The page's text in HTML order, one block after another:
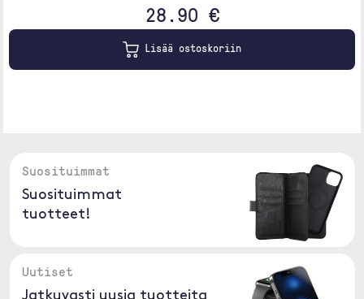
28.90 €
Lisää ostoskoriin
Suosituimmat
Suosituimmat
tuotteet!
Uutiset